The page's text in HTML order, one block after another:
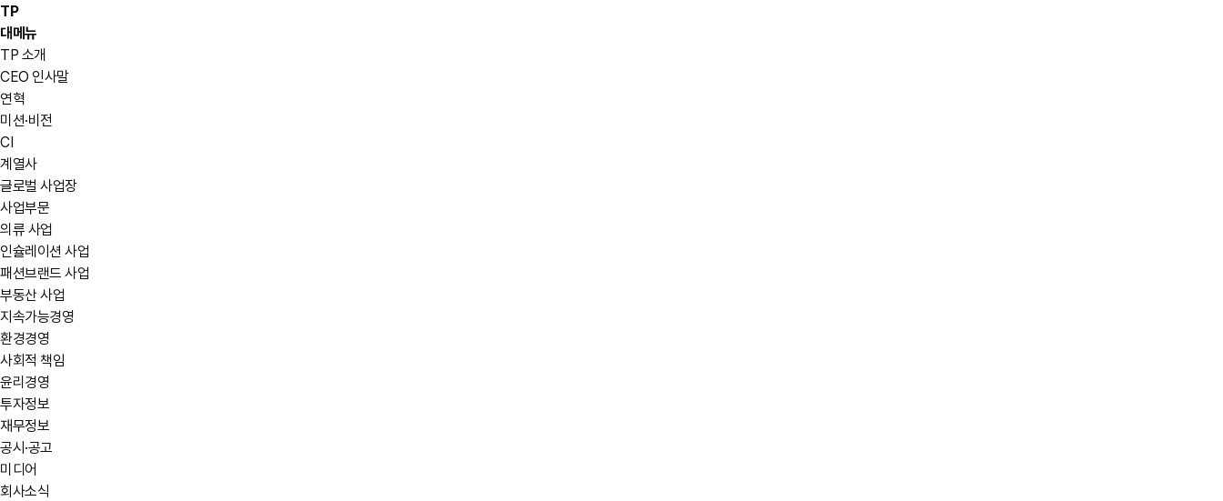
TP
대메뉴
TP 소개
CEO 인사말
연혁
미션·비전
CI
계열사
글로벌 사업장
사업부문
의류 사업
인슐레이션 사업
패션브랜드 사업
부동산 사업
지속가능경영
환경경영
사회적 책임
윤리경영
투자정보
재무정보
공시·공고
미디어
회사소식